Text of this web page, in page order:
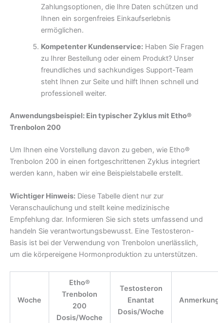
Zahlungsoptionen, die Ihre Daten schützen und
Ihnen ein sorgenfreies Einkaufserlebnis
ermöglichen.
Kompetenter Kundenservice:Haben Sie Fragen
zu Ihrer Bestellung oder einem Produkt? Unser
freundliches und sachkundiges Support-Team
steht Ihnen zur Seite und hilft Ihnen schnell und
professionell weiter.
Anwendungsbeispiel: Ein typischer Zyklus mit Etho®
Trenbolon 200
Um Ihnen eine Vorstellung davon zu geben, wie Etho®
Trenbolon 200 in einen fortgeschrittenen Zyklus integriert
werden kann, haben wir eine Beispielstabelle erstellt.
Wichtiger Hinweis: Diese Tabelle dient nur zur
Veranschaulichung und stellt keine medizinische
Empfehlung dar. Informieren Sie sich stets umfassend und
handeln Sie verantwortungsbewusst. Eine Testosteron-
Basis ist bei der Verwendung von Trenbolon unerlässlich,
um die körpereigene Hormonproduktion zu unterstützen.
Woche
Etho®
Trenbolon
200
Dosis/Woche
Testosteron
Enantat
Dosis/Woche